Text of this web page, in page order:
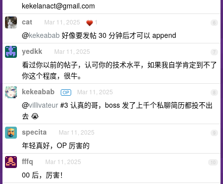
kekelanact@gmail.com
6
cat Mar 11, 2025 1
@kekeabab 好像要发帖 30 分钟后才可以 append
7
yedkk Mar 11, 2025
看过你以前的帖子，认可你的技术水平，如果我自学肯定到不了
你这个程度，很牛。
8
kekeabab OP Mar 11, 2025
@villivateur #3 认真的哥，boss 发了上千个私聊简历都投不出
去 😭
9
specita Mar 11, 2025
年轻真好，OP 厉害的
10
fffq Mar 11, 2025
00 后，厉害！